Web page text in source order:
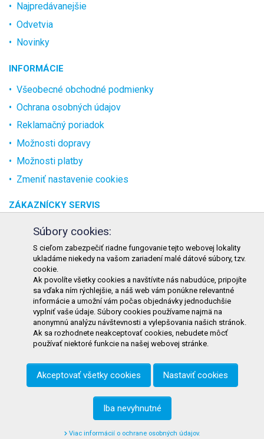
Najpredávanejšie
Odvetvia
Novinky
INFORMÁCIE
Všeobecné obchodné podmienky
Ochrana osobných údajov
Reklamačný poriadok
Možnosti dopravy
Možnosti platby
Zmeniť nastavenie cookies
ZÁKAZNÍCKY SERVIS
O spoločnosti
Kontakt
Odstúpenie od zmluvy online
KONTAKT
TURON GASTRO s.r.o.
Starohorského 4328/3
031 01 Liptovský Mikuláš
Slovenská republika
Telefón:+421 911 585 730
objednavky@tgastro.sk
© 2021tgastro.sk- developed bycreative solution
Súbory cookies:
S cieľom zabezpečiť riadne fungovanie tejto webovej lokality
ukladáme niekedy na vašom zariadení malé dátové súbory, tzv.
cookie.
Ak povolíte všetky cookies a navštívite nás nabudúce, pripojíte
sa vďaka ním rýchlejšie, a náš web vám ponúkne relevantné
informácie a umožní vám počas objednávky jednoduchšie
vyplniť vaše údaje. Súbory cookies používame najmä na
anonymnú analýzu návštevnosti a vylepšovania našich stránok.
Ak sa rozhodnete neakceptovať cookies, nebudete môcť
používať niektoré funkcie na našej webovej stránke.
Akceptovať všetky cookies Nastaviť cookies
Iba nevyhnutné
Viac informácií o ochrane osobných údajov.